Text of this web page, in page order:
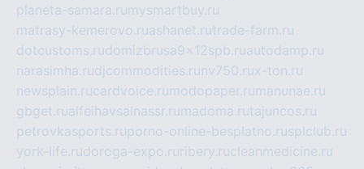
planeta-samara.ru mysmartbuy.ru
matrasy-kemerovo.ruashanet.rutrade-farm.ru
dotcustoms.rudomizbrusa9x12spb.ruautodamp.ru
narasimha.rudjcommodities.ru nv750.rux-ton.ru
newsplain.rucardvoice.ru modopaper.ru manunae.ru
gbget.rualfeihavsalnassr.ru madoma.rutajuncos.ru
petrovkasports.ruporno-online-besplatno.rusplclub.ru
york-life.rudoroga-expo.ru ribery.rucleanmedicine.ru